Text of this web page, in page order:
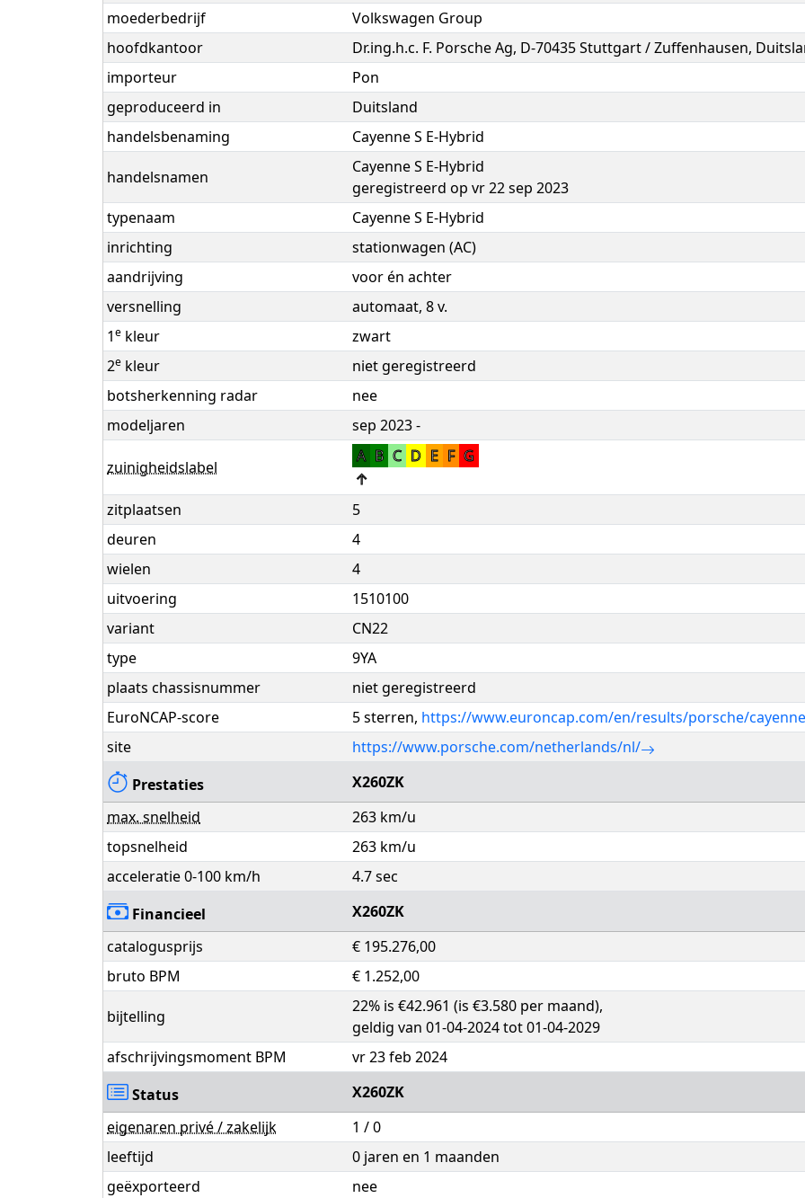
moederbedrijf
Volkswagen Group
hoofdkantoor
Dr.ing.h.c. F. Porsche Ag, D-70435 Stuttgart / Zuffenhausen,
importeur
Pon
geproduceerd in
Duitsland
handelsbenaming
Cayenne S E-Hybrid
handelsnamen
Cayenne S E-Hybrid
geregistreerd op vr 22 sep 2023
typenaam
Cayenne S E-Hybrid
inrichting
stationwagen (AC)
aandrijving
voor én achter
versnelling
automaat, 8 v.
1e kleur
zwart
2e kleur
niet geregistreerd
botsherkenning radar
nee
modeljaren
sep 2023 -
zuinigheidslabel
A B C D E F G
↑
zitplaatsen
5
deuren
4
wielen
4
uitvoering
1510100
variant
CN22
type
9YA
plaats chassisnummer
niet geregistreerd
EuroNCAP-score
5 sterren, https://www.euroncap.com/en/results/porsche/
site
https://www.porsche.com/netherlands/nl/
Prestaties
X260ZK
max. snelheid
263 km/u
topsnelheid
263 km/u
acceleratie 0-100 km/h
4.7 sec
Financieel
X260ZK
catalogusprijs
€ 195.276,00
bruto BPM
€ 1.252,00
bijtelling
22% is €42.961 (is €3.580 per maand),
geldig van 01-04-2024 tot 01-04-2029
afschrijvingsmoment BPM
vr 23 feb 2024
Status
X260ZK
eigenaren privé / zakelijk
1 / 0
leeftijd
0 jaren en 1 maanden
geëxporteerd
nee